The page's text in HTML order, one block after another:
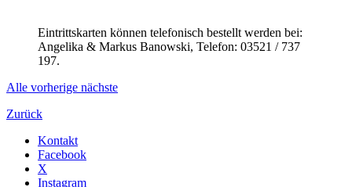
Eintrittskarten können telefonisch bestellt werden bei:
Angelika & Markus Banowski, Telefon: 03521 / 737
197.
Alle vorherige nächste
Zurück
Kontakt
Facebook
X
Instagram